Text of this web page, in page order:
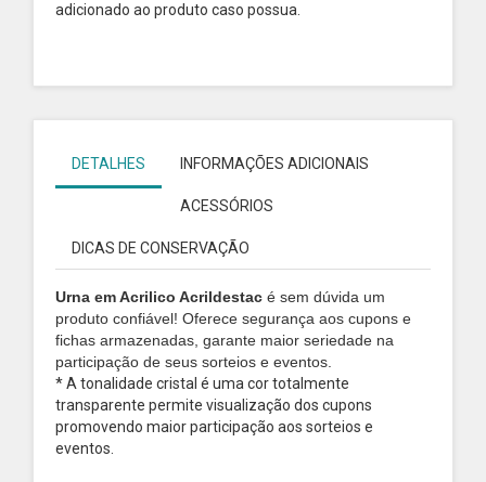
adicionado ao produto caso possua.
DETALHES INFORMAÇÕES ADICIONAIS
ACESSÓRIOS
DICAS DE CONSERVAÇÃO
Urna em Acrilico Acrildestac é sem dúvida um
produto confiável! Oferece segurança aos cupons e
fichas armazenadas, garante maior seriedade na
participação de seus sorteios e eventos.
* A tonalidade cristal é uma cor totalmente
transparente permite visualização dos cupons
promovendo maior participação aos sorteios e
eventos.